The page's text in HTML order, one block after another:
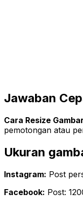
Jawaban
Cara Resize
pemotongan atau
Ukuran
Instagram: Post
Facebook: Post: